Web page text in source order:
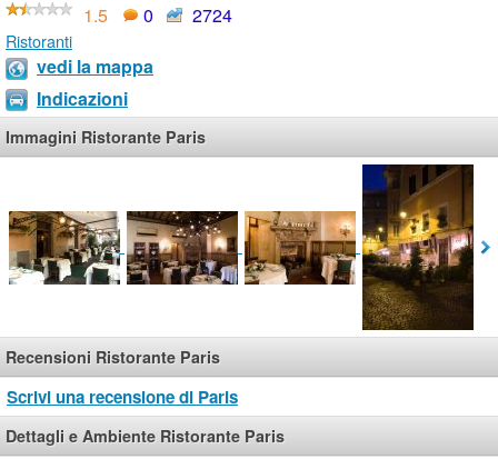
1.5
0 2724
Ristoranti
vedi la mappa
Indicazioni
Immagini Ristorante Paris
Recensioni Ristorante Paris
Scrivi una recensione di Paris
Dettagli e Ambiente Ristorante Paris